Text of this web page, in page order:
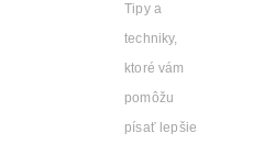
Tipy a
techniky,
ktoré vám
pomôžu
písať lepšie